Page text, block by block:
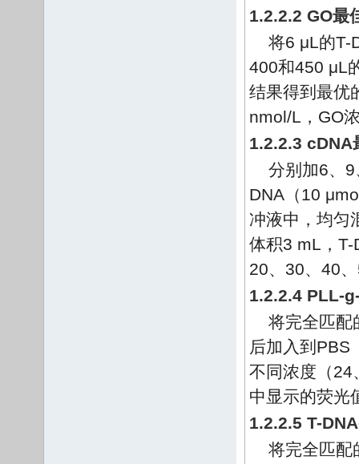
1.2.2.2 GO最
将6 μL的T-
400和450 μL
结果得到最优
nmol/L，GO
1.2.2.3 cDNA
分别加6、
DNA（10
冲液中，均匀
体积3 mL，
20、30、40
1.2.2.4 PLL-
将完全匹配
后加入到PBS
不同浓度（24
中显示的荧光
1.2.2.5 T-
将完全匹配